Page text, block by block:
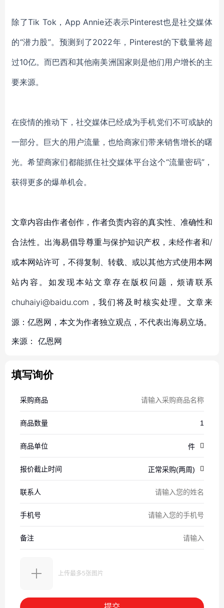
除了Tik Tok，App Annie还表示Pinterest也是社交媒体
的“潜力股”。预测到了2022年，Pinterest的下载量将超
过10亿。而巴西和其他南美洲国家则是他们用户增长的主
要来源。
在疫情的推动下，社交媒体已经成为手机党们不可或缺的
一部分。巨大的用户流量，也给商家们带来销售增长的曙
光。希望商家们都能抓住社交媒体平台这个“流量密码”，
获得更多的爆单机会。
文章内容由作者创作，作者负责内容的真实性、准确性和
合法性。出海易倡导尊重与保护知识产权，未经作者和/
或本网站许可，不得复制、转载、或以其他方式使用本网
站内容。如发现本站文章存在版权问题，烦请联系
chuhaiyi@baidu.com，我们将及时核实处理。文章来
源：亿恩网，本文为作者独立观点，不代表出海易立场。
来源： 亿恩网
填写询价